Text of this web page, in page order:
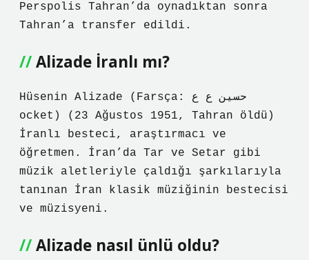
Perspolis Tahran’da oynadıktan sonra
Tahran’a transfer edildi.
Alizade İranlı mı?
Hüsenin Alizade (Farsça: حسین ع ع
ocket) (23 Ağustos 1951, Tahran öldü)
İranlı besteci, araştırmacı ve
öğretmen. İran’da Tar ve Setar gibi
müzik aletleriyle çaldığı şarkılarıyla
tanınan İran klasik müziğinin bestecisi
ve müzisyeni.
Alizade nasıl ünlü oldu?